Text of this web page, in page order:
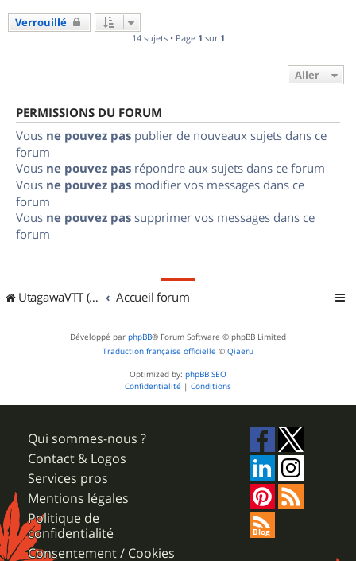
Verrouillé
14 sujets • Page 1 sur 1
Aller
PERMISSIONS DU FORUM
Vous ne pouvez pas publier de nouveaux sujets dans ce
forum
Vous ne pouvez pas répondre aux sujets dans ce forum
Vous ne pouvez pas modifier vos messages dans ce
forum
Vous ne pouvez pas supprimer vos messages dans ce
forum
UtagawaVTT (Randos VTT et VTTAE avec traces GPS) Accueil forum
Développé par phpBB® Forum Software © phpBB Limited
Traduction française officielle © Qiaeru
Optimized by: phpBB SEO
Confidentialité | Conditions
Qui sommes-nous ?
Contact & Logos
Services pros
Mentions légales
Politique de
confidentialité
Consentement / Cookies